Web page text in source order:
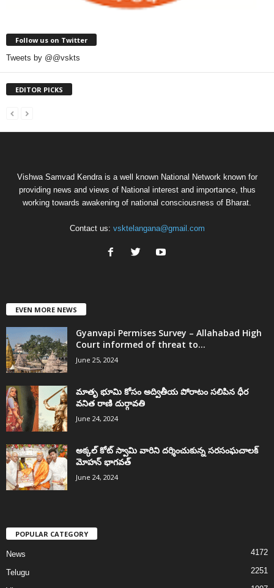
Follow us on Twitter
Tweets by @@vskts
EDITOR PICKS
Vishwa Samvad Kendra is a well known National Network known for
providing news and views of National interest and importance, thus
working towards awakening of national consciousness of Bharat.
Contact us: vsktelangana@gmail.com
EVEN MORE NEWS
Gyanvapi Permises Survey – Allahabad High
Court informed of threat to...
June 25, 2024
మాతృ భూమి కోసం అద్వితీయ పోరాటం సలిపిన ధీర
వనిత రాణి దుర్గావతి
June 24, 2024
అక్కల్‌ కోట్‌ స్వామి వారిని దర్శించుకున్న సరసంఘచాలక్
మోహన్ భాగవత్
June 24, 2024
POPULAR CATEGORY
News 4172
Telugu 2251